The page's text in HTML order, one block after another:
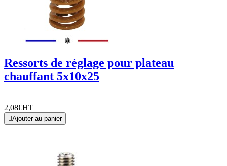
Ressorts de réglage pour plateau
chauffant 5x10x25
2,08€HT
Ajouter au panier